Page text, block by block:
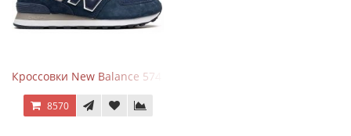
Кроссовки New Balance 574 Navy Blue White
8570